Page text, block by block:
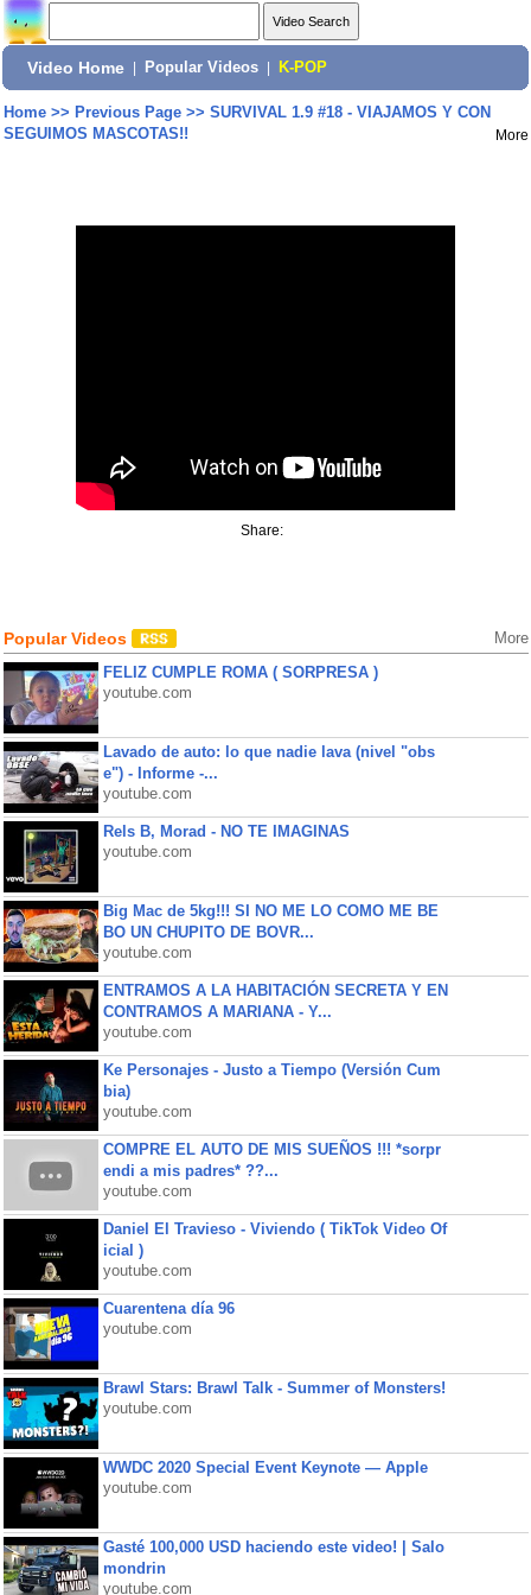
Video Home Popular Videos K-POP
Home>> Previous Page>> SURVIVAL 1.9 #18 - VIAJAMOS Y CON
SEGUIMOS MASCOTAS!!
More
Share:
Popular Videos More
FELIZ CUMPLE ROMA ( SORPRESA )
youtube.com
Lavado de auto: lo que nadie lava (nivel "obs
e") - Informe -...
youtube.com
Rels B, Morad - NO TE IMAGINAS
youtube.com
Big Mac de 5kg!!! SI NO ME LO COMO ME BE
BO UN CHUPITO DE BOVR...
youtube.com
ENTRAMOS A LA HABITACIÓN SECRETA Y EN
CONTRAMOS A MARIANA - Y...
youtube.com
Ke Personajes - Justo a Tiempo (Versión Cum
bia)
youtube.com
COMPRE EL AUTO DE MIS SUEÑOS !!! *sorpr
endi a mis padres* ??...
youtube.com
Daniel El Travieso - Viviendo ( TikTok Video Of
icial )
youtube.com
Cuarentena día 96
youtube.com
Brawl Stars: Brawl Talk - Summer of Monsters!
youtube.com
WWDC 2020 Special Event Keynote — Apple
youtube.com
Gasté 100,000 USD haciendo este video! | Salo
mondrin
youtube.com